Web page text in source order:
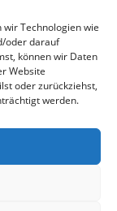
Technologien wie
oder darauf
können wir Daten
Website
oder zurückziehst,
werden.